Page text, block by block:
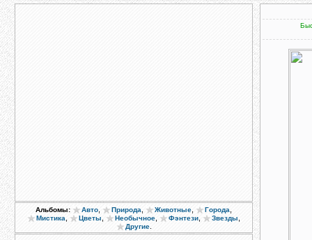
Альбомы: Авто Природа Животные Города
Мистика Цветы Необычное Фэнтези Звезды
Другие.